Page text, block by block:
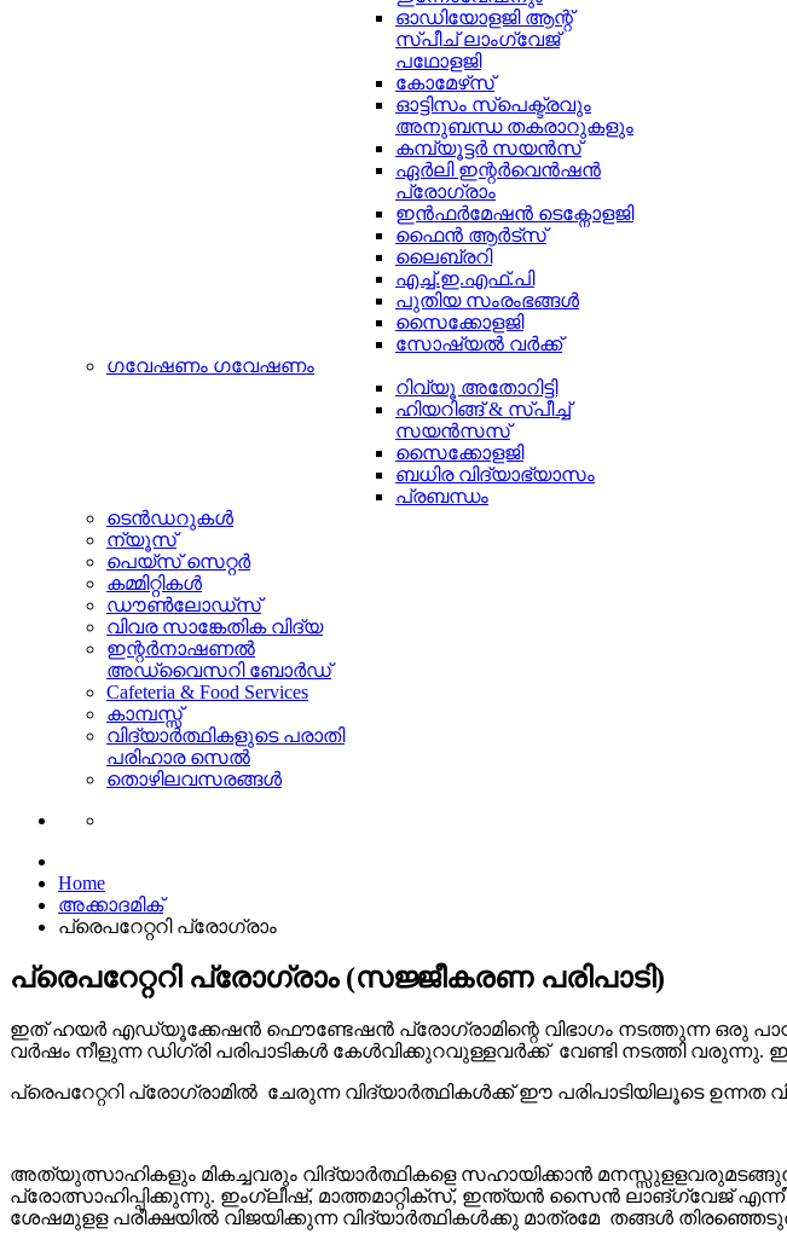
ഓഡിയോളജി ആന്റ്
സ്പീച് ലാംഗ്വേജ്
പഥോളജി
കോമേഴ്‌സ്
ഓട്ടിസം സ്പെക്ട്രവും
അനുബന്ധ തകരാറുകളും
കമ്പ്യൂട്ടര്‍ സയന്‍സ്
ഏർലി ഇന്റർവെൻഷൻ
പ്രോഗ്രാം
ഇൻഫർമേഷൻ ടെക്നോളജി
ഫൈൻ ആർട്സ്
ലൈബ്രറി
എച്ച്.ഇ.എഫ്.പി
പുതിയ സംരംഭങ്ങൾ
സൈക്കോളജി
സോഷ്യല്‍ വര്‍ക്ക്
ഗവേഷണം ഗവേഷണം
റിവ്യൂ അതോറിട്ടി
ഹിയറിങ്ങ് & സ്പീച്ച്
സയൻസസ്
സൈക്കോളജി
ബധിര വിദ്യാഭ്യാസം
പ്രബന്ധം
ടെൻഡറുകൾ
ന്യൂസ്
പെയ്സ് സെറ്റര്‍
കമ്മിറ്റികള്‍
ഡൗണ്‍ലോഡ്സ്
വിവര സാങ്കേതിക വിദ്യ
ഇന്റര്‍നാഷണല്‍
അഡ്വൈസറി ബോര്‍ഡ്‌
Cafeteria & Food Services
കാമ്പസ്സ്
വിദ്യാര്‍ത്ഥികളുടെ പരാതി
പരിഹാര സെല്‍
തൊഴിലവസരങ്ങള്‍
Home
അക്കാദമിക്
പ്രെപറേറ്ററി പ്രോഗ്രാം
പ്രെപറേറ്ററി പ്രോഗ്രാം (സജ്ജീകരണ പരിപാടി)
ഇത് ഹയര്‍ എഡ്യൂക്കേഷന്‍ ഫൌണ്ടേഷന്‍ പ്രോഗ്രാമിന്റെ വിഭാഗം നടത്തുന്ന ഒരു
വര്‍ഷം നീളുന്ന ഡിഗ്രി പരിപാടികള്‍ കേൾവിക്കുറവുള്ളവര്‍ക്ക് വേണ്ടി നടത്തി വരുന്നു.
പ്രെപറേറ്ററി പ്രോഗ്രാമില്‍ ചേരുന്ന വിദ്യാര്‍ത്ഥികള്‍ക്ക് ഈ പരിപാടിയിലൂടെ
അത്യുത്സാഹികളും മികച്ചവരും വിദ്യാര്‍ത്ഥികളെ സഹായിക്കാന്‍
പ്രോത്സാഹിപ്പിക്കുന്നു. ഇംഗ്ലീഷ്, മാത്തമാറ്റിക്സ്, ഇന്ത്യന്‍ സൈന്‍ ലാങ്ഗ്വേജ്‌
ശേഷമുളള പരീക്ഷയില്‍ വിജയിക്കുന്ന വിദ്യാര്‍ത്ഥികള്‍ക്കു മാത്രമേ തങ്ങള്‍